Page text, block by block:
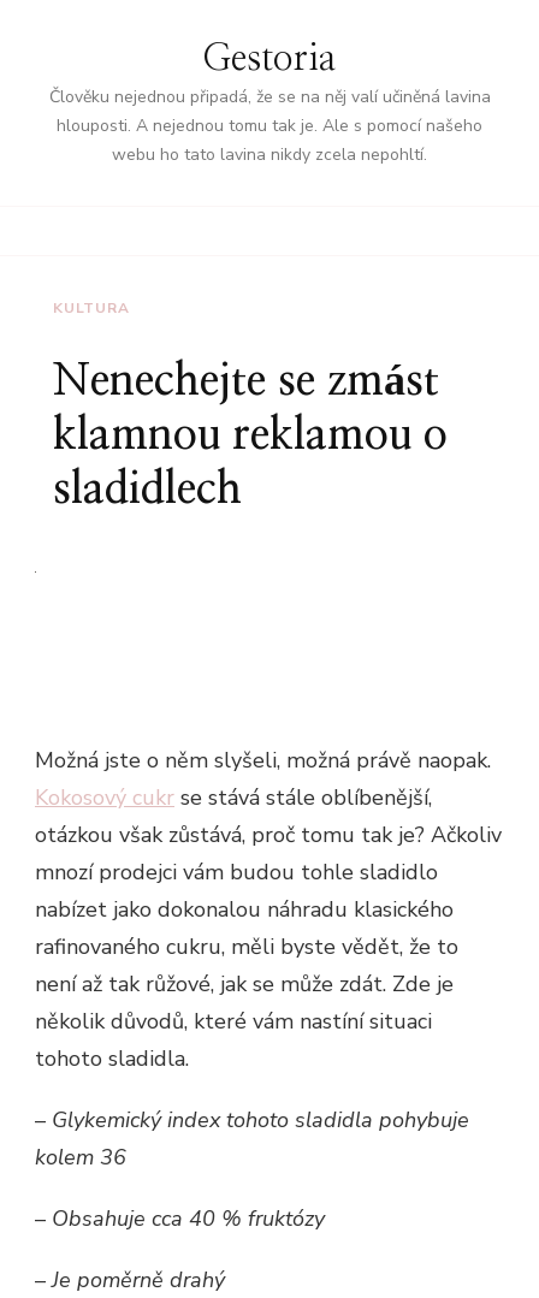
Gestoria
Člověku nejednou připadá, že se na něj valí učiněná lavina
hlouposti. A nejednou tomu tak je. Ale s pomocí našeho
webu ho tato lavina nikdy zcela nepohltí.
KULTURA
Nenechejte se zmást
klamnou reklamou o
sladidlech
Možná jste o něm slyšeli, možná právě naopak.
Kokosový cukr se stává stále oblíbenější,
otázkou však zůstává, proč tomu tak je? Ačkoliv
mnozí prodejci vám budou tohle sladidlo
nabízet jako dokonalou náhradu klasického
rafinovaného cukru, měli byste vědět, že to
není až tak růžové, jak se může zdát. Zde je
několik důvodů, které vám nastíní situaci
tohoto sladidla.
– Glykemický index tohoto sladidla pohybuje
kolem 36
– Obsahuje cca 40 % fruktózy
– Je poměrně drahý